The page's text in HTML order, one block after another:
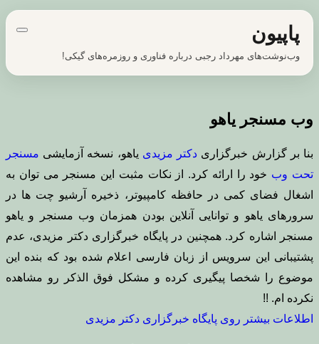
پرش
محتواپاپیون
وب‌نوشت‌های مهرداد رجبی درباره فناوری و روزمره‌های گیکی!
وب مسنجر یاهو
بنا بر گزارش خبرگزاری دکتر مزیدی یاهو، نسخه آزمایشی مسنجر
تحت وب خود را ارائه کرد. از نکات مثبت این مسنجر می توان به
اشغال فضای کمی در حافظه کامپیوتر، ذخیره آرشیو چت ها در
سرورهای یاهو و توانایی آنلاین بودن همزمان وب مسنجر و یاهو
مسنجر اشاره کرد. همچنین در پایگاه خبرگزاری دکتر مزیدی، عدم
پشتیبانی این سرویس از زبان فارسی اعلام شده بود که بنده این
موضوع را شخصا پیگیری کرده و مشکل فوق الذکر رو مشاهده
نکرده ام. !!
اطلاعات بیشتر روی پایگاه خبرگزاری دکتر مزیدی